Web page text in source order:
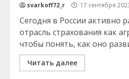
svarkoff72_r 17 сентября
Сегодня в России активно
отрасль страхования как
чтобы понять, как оно
Читать далее